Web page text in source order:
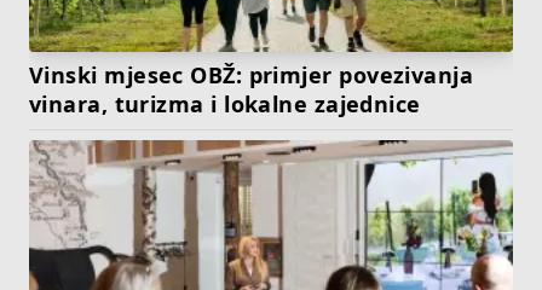
Vinski mjesec OBŽ: primjer povezivanja
vinara, turizma i lokalne zajednice